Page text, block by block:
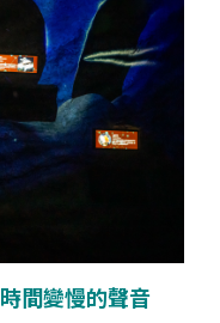
間變慢的聲音